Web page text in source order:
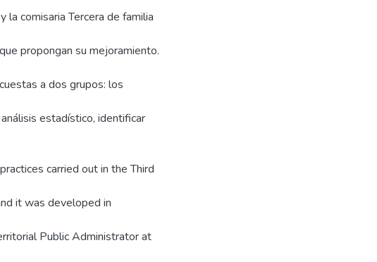
la comisaria Tercera de familia
propongan su mejoramiento.
a dos grupos: los
estadístico, identificar
carried out in the Third
it was developed in
Public Administrator at